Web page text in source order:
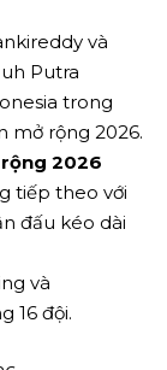
và
Putra
trong
mở rộng 2026.
rộng 2026
tiếp theo với
đấu kéo dài
và
16 đội.